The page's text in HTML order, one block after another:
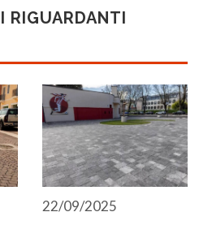
RIGUARDANTI
22/09/2025